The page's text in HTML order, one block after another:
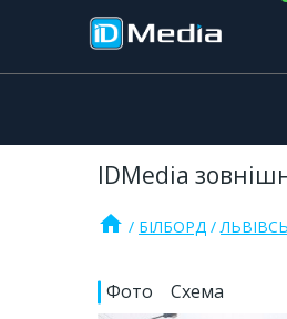
IDMedia
home БІЛБОРД
Фото Схема